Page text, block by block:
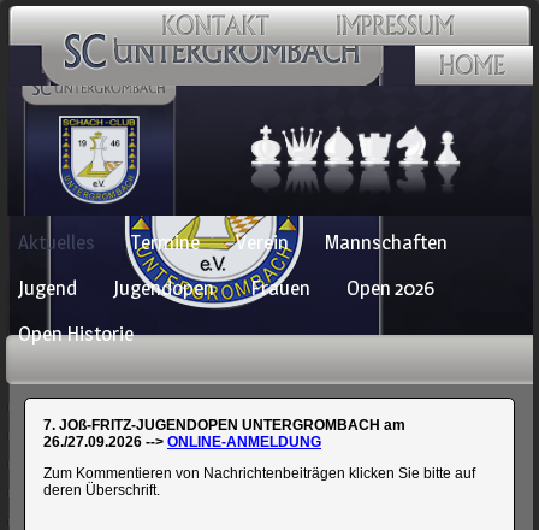
Navigation
überspringen
Aktuelles Termine Verein
Mannschaften
Jugend
Jugendopen Frauen
Open 2026
Open Historie
7. JOß-FRITZ-JUGENDOPEN UNTERGROMBACH am
26./27.09.2026 --> ONLINE-ANMELDUNG
Zum Kommentieren von Nachrichtenbeiträgen klicken Sie bitte auf
deren Überschrift.